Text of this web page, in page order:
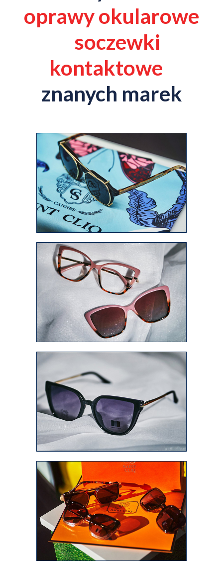
oprawy okularowe
soczewki
kontaktowe
znanych marek